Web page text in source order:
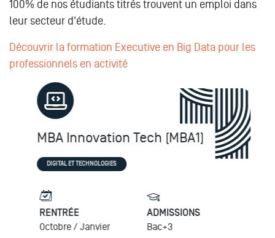
100% de nos étudiants titrés trouvent un emploi dans
leur secteur d'étude.
Découvrir la formation Executive en Big Data pour les
professionnels en activité
MBA Innovation Tech (MBA1)
DIGITAL ET TECHNOLOGIES
RENTRÉE
Octobre / Janvier
ADMISSIONS
Bac+3